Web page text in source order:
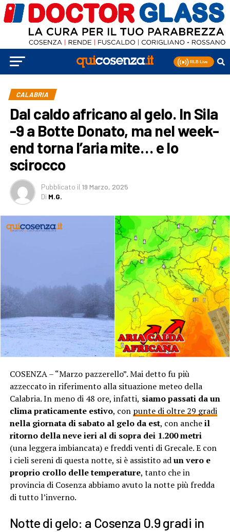
CALABRIA
Dal caldo africano al gelo. In Sila
-9 a Botte Donato, ma nel week-
end torna l’aria mite… e lo
scirocco
Pubblicato il 19 Marzo, 2025
Di M.G.
COSENZA – “Marzo pazzerello”. Mai detto fu più
azzeccato in riferimento alla situazione meteo della
Calabria. In meno di 48 ore, infatti, siamo passati da un
clima praticamente estivo, con punte di oltre 29 gradi
nella giornata di sabato al gelo da est, con ancheil
ritorno della neve ieri al di sopra dei 1.200 metri
(una leggera imbiancata) e freddi venti di Grecale. E con
i cieli sereni di questa notte, si è assistito adun vero e
proprio crollo delle temperature, tanto che in
provincia di Cosenza abbiamo avuto la notte più fredda
di tutto l’inverno.
Notte di gelo: a Cosenza 0.9 gradi in